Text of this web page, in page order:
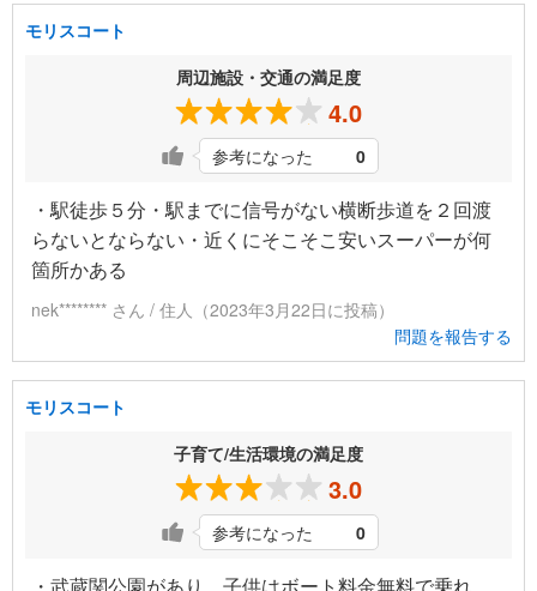
モリスコート
周辺施設・交通の満足度
4.0
参考になった 0
・駅徒歩５分・駅までに信号がない横断歩道を２回渡
らないとならない・近くにそこそこ安いスーパーが何
箇所かある
nek******** さん / 住人（2023年3月22日に投稿）
問題を報告する
モリスコート
子育て/生活環境の満足度
3.0
参考になった 0